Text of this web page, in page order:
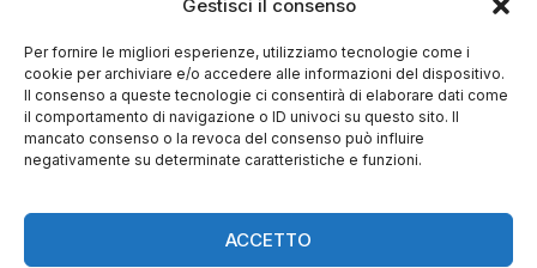
Gestisci il consenso
Per fornire le migliori esperienze, utilizziamo tecnologie come i
cookie per archiviare e/o accedere alle informazioni del dispositivo.
Il consenso a queste tecnologie ci consentirà di elaborare dati come
il comportamento di navigazione o ID univoci su questo sito. Il
mancato consenso o la revoca del consenso può influire
negativamente su determinate caratteristiche e funzioni.
ACCETTO
SEGUICI SUI SOCIAL
CI TROVI ANCHE SU: